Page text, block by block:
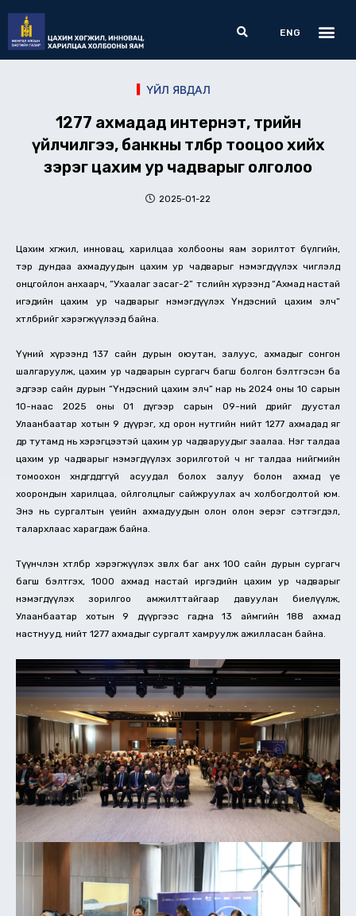
content
Search
ENG
ҮЙЛ ЯВДАЛ
1277 ахмадад интернэт, төрийн
үйлчилгээ, банкны төлбөр тооцоо хийх
зэрэг цахим ур чадварыг олголоо
2025-01-22
Цахим хөгжил, инновац, харилцаа холбооны яам зорилтот бүлгийн,
тэр дундаа ахмадуудын цахим ур чадварыг нэмэгдүүлэх чиглэлд
онцгойлон анхаарч, “Ухаалаг засаг-2” төслийн хүрээнд “Ахмад настай
игэдийн цахим ур чадварыг нэмэгдүүлэх Үндэсний цахим элч”
хөтөлбөрийг хэрэгжүүлээд байна.
Үүний хүрээнд 137 сайн дурын оюутан, залуус, ахмадыг сонгон
шалгаруулж, цахим ур чадварын сургагч багш болгон бэлтгэсэн ба
эдгээр сайн дурын “Үндэсний цахим элч” нар нь 2024 оны 10 сарын
10-наас 2025 оны 01 дүгээр сарын 09-ний өдрийг дуустал
Улаанбаатар хотын 9 дүүрэг, хөдөө орон нутгийн нийт 1277 ахмадад яг
өдөр тутамд нь хэрэгцээтэй цахим ур чадваруудыг заалаа. Нэг талдаа
цахим ур чадварыг нэмэгдүүлэх зорилготой ч нөгөө талдаа нийгмийн
томоохон хөндөгддөггүй асуудал болох залуу болон ахмад үе
хоорондын харилцаа, ойлголцлыг сайжруулах ач холбогдолтой юм.
Энэ нь сургалтын үеийн ахмадуудын олон олон эерэг сэтгэгдэл,
талархлаас харагдаж байна.
Түүнчлэн хөтөлбөр хэрэгжүүлэх зөвлөх баг анх 100 сайн дурын сургагч
багш бэлтгэх, 1000 ахмад настай иргэдийн цахим ур чадварыг
нэмэгдүүлэх зорилгоо амжилттайгаар давуулан биелүүлж,
Улаанбаатар хотын 9 дүүргээс гадна 13 аймгийн 188 ахмад
настнууд, нийт 1277 ахмадыг сургалт хамруулж ажилласан байна.